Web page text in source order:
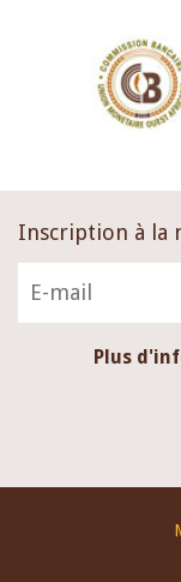
Inscription à la
Plus